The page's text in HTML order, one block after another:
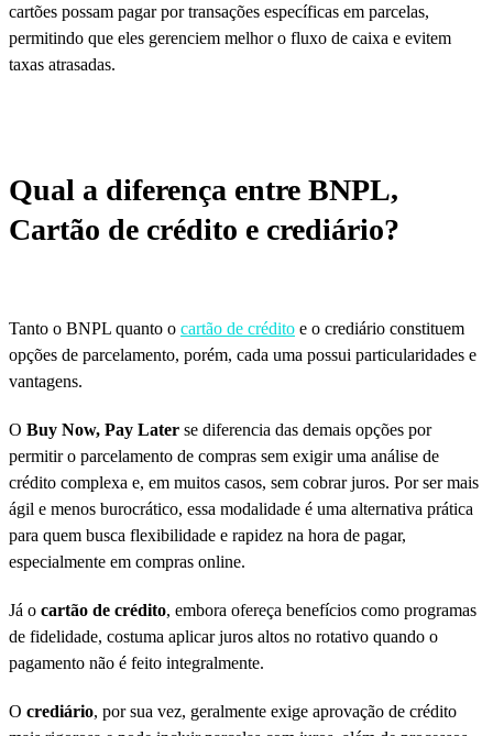
cartões possam pagar por transações específicas em parcelas,
permitindo que eles gerenciem melhor o fluxo de caixa e evitem
taxas atrasadas.
Qual a diferença entre BNPL,
Cartão de crédito e crediário?
Tanto o BNPL quanto o cartão de crédito e o crediário constituem
opções de parcelamento, porém, cada uma possui particularidades e
vantagens.
O Buy Now, Pay Later se diferencia das demais opções por
permitir o parcelamento de compras sem exigir uma análise de
crédito complexa e, em muitos casos, sem cobrar juros. Por ser mais
ágil e menos burocrático, essa modalidade é uma alternativa prática
para quem busca flexibilidade e rapidez na hora de pagar,
especialmente em compras online.
Já o cartão de crédito, embora ofereça benefícios como programas
de fidelidade, costuma aplicar juros altos no rotativo quando o
pagamento não é feito integralmente.
O crediário, por sua vez, geralmente exige aprovação de crédito